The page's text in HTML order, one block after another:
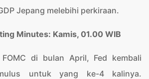
Jepang melebihi perkiraan.
Minutes: Kamis, 01.00 WIB
di bulan April, Fed kembali
untuk yang ke-4 kalinya.